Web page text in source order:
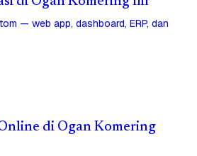
— web app, dashboard, ERP, dan
di Ogan Komering